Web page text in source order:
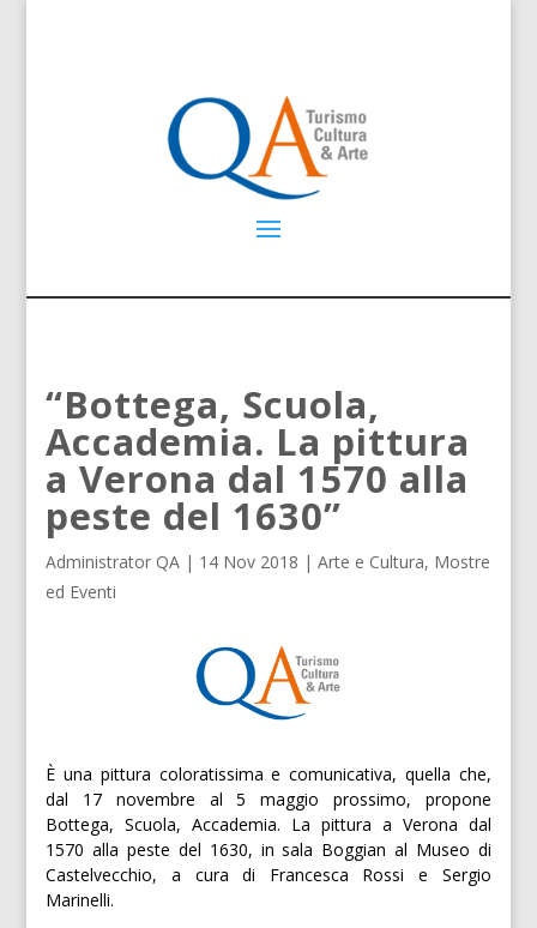
“Bottega, Scuola,
Accademia. La pittura
a Verona dal 1570 alla
peste del 1630”
Administrator QA | 14 Nov 2018 |Arte e Cultura, Mostre
ed Eventi
È una pittura coloratissima e comunicativa, quella che,
dal 17 novembre al 5 maggio prossimo, propone
Bottega, Scuola, Accademia. La pittura a Verona dal
1570 alla peste del 1630, in sala Boggian al Museo di
Castelvecchio, a cura di Francesca Rossi e Sergio
Marinelli.